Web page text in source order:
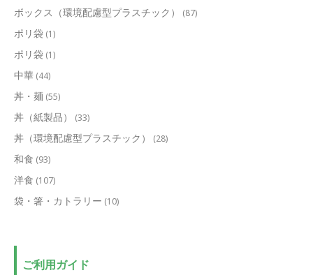
ボックス（環境配慮型プラスチック） (87)
ポリ袋 (1)
ポリ袋 (1)
中華 (44)
丼・麺 (55)
丼（紙製品） (33)
丼（環境配慮型プラスチック） (28)
和食 (93)
洋食 (107)
袋・箸・カトラリー (10)
ご利用ガイド